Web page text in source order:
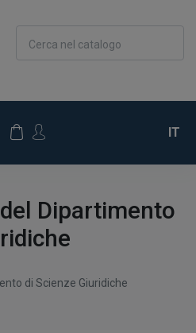
Cerca nel catalogo
IT
Dipartimento
di Scienze Giuridiche